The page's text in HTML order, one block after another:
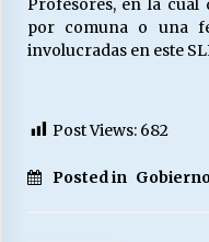
Profesores, en la cual
por comuna o una
involucradas en este
Post Views: 682
Posted in